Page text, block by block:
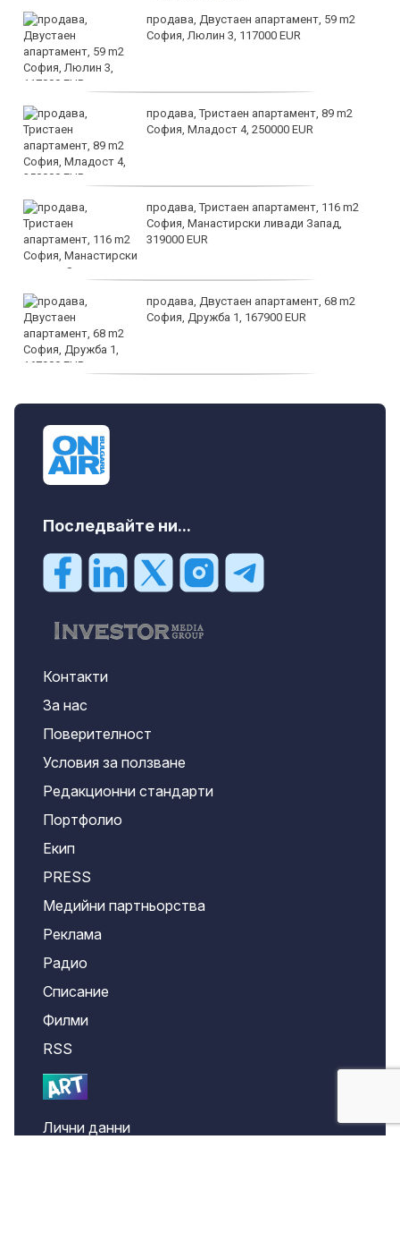
продава, Двустаен апартамент, 59 m2
София, Люлин 3, 117000 EUR
продава, Тристаен апартамент, 89 m2
София, Младост 4, 250000 EUR
продава, Тристаен апартамент, 116 m2
София, Манастирски ливади Запад,
319000 EUR
продава, Двустаен апартамент, 68 m2
София, Дружба 1, 167900 EUR
Последвайте ни...
Контакти
За нас
Поверителност
Условия за ползване
Редакционни стандарти
Портфолио
Екип
PRESS
Медийни партньорства
Реклама
Радио
Списание
Филми
RSS
Лични данни